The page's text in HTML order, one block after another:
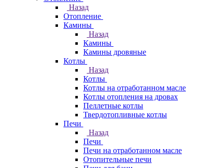
Назад
Отопление
Камины
Назад
Камины
Камины дровяные
Котлы
Назад
Котлы
Котлы на отработанном масле
Котлы отопления на дровах
Пеллетные котлы
Твердотопливные котлы
Печи
Назад
Печи
Печи на отработанном масле
Отопительные печи